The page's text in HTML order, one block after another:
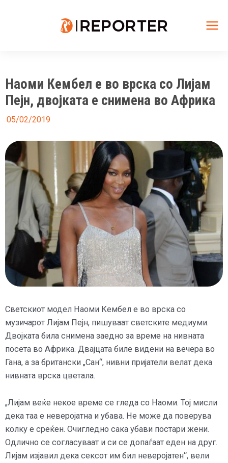
Наоми Кембел е во врска со Лијам
Пејн, двојката е снимена во Африка
05/02/2019
Светскиот модел Наоми Кембел е во врска со
музичарот Лијам Пејн, пишуваат светските медиуми.
Двојката била снимена заедно за време на нивната
посета во Африка. Двајцата биле видени на вечера во
Гана, а за британски „Сан“, нивни пријатели велат дека
нивната врска цветала.
„Лијам веќе некое време се гледа со Наоми. Тој мисли
дека таа е неверојатна и убава. Не може да поверува
колку е среќен. Очигледно сака убави постари жени.
Одлично се согласуваат и си се допаѓаат еден на друг.
Лијам изјавил дека сексот им бил неверојатен“, вели